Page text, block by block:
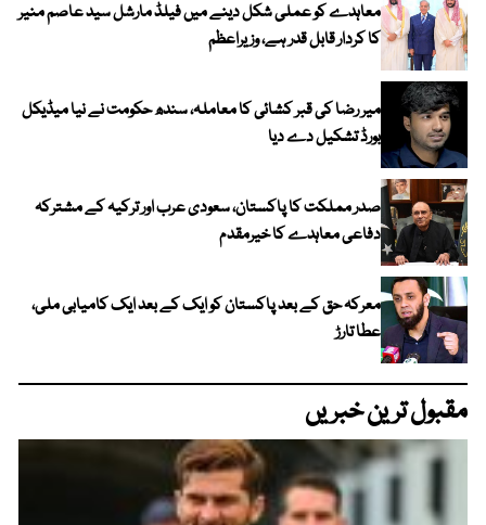
معاہدے کو عملی شکل دینے میں فیلڈ مارشل سید عاصم منیر
کا کردار قابل قدر ہے، وزیراعظم
میر رضا کی قبر کشائی کا معاملہ، سندھ حکومت نے نیا میڈیکل
بورڈ تشکیل دے دیا
صدر مملکت کا پاکستان، سعودی عرب اور ترکیہ کے مشترکہ
دفاعی معاہدے کا خیرمقدم
معرکہ حق کے بعد پاکستان کو ایک کے بعد ایک کامیابی ملی،
عطا تارڑ
مقبول ترین خبریں